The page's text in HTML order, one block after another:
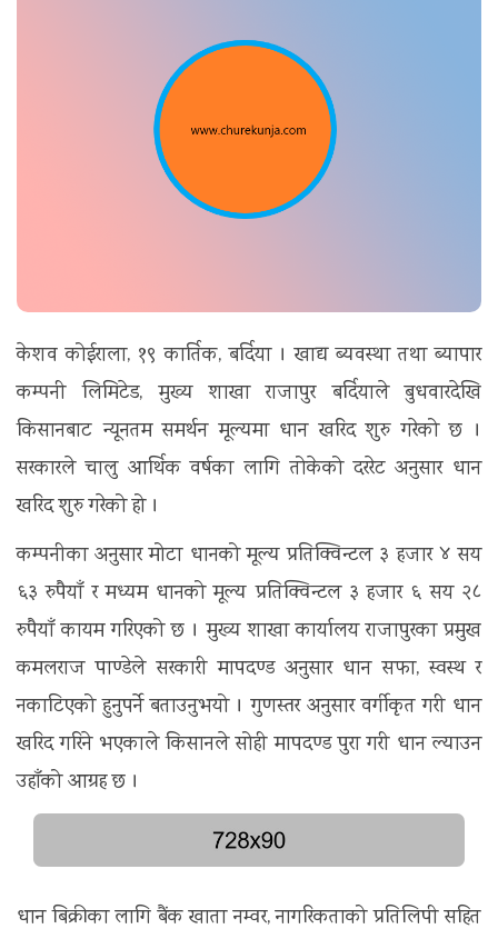
केशव कोईराला, १९ कार्तिक, बर्दिया । खाद्य ब्यवस्था तथा ब्यापार
कम्पनी लिमिटेड, मुख्य शाखा राजापुर बर्दियाले बुधवारदेखि
किसानबाट न्यूनतम समर्थन मूल्यमा धान खरिद शुरु गरेको छ ।
सरकारले चालु आर्थिक वर्षका लागि तोकेको दररेट अनुसार धान
खरिद शुरु गरेको हो ।
कम्पनीका अनुसार मोटा धानको मूल्य प्रतिक्विन्टल ३ हजार ४ सय
६३ रुपैयाँ र मध्यम धानको मूल्य प्रतिक्विन्टल ३ हजार ६ सय २८
रुपैयाँ कायम गरिएको छ । मुख्य शाखा कार्यालय राजापुरका प्रमुख
कमलराज पाण्डेले सरकारी मापदण्ड अनुसार धान सफा, स्वस्थ र
नकाटिएको हुनुपर्ने बताउनुभयो । गुणस्तर अनुसार वर्गीकृत गरी धान
खरिद गरिने भएकाले किसानले सोही मापदण्ड पुरा गरी धान ल्याउन
उहाँको आग्रह छ ।
धान बिक्रीका लागि बैंक खाता नम्वर, नागरिकताको प्रतिलिपी सहित